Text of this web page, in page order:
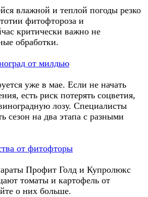
влажной и теплой погоды резко
фитофтороза и
критически важно не
обработки.
от милдью
уже в мае. Если не начать
есть риск потерять соцветия,
лозу. Специалисты
сезон на два этапа с разными
от фитофторы
Профит Голд и Купролюкс
томаты и картофель от
о них больше.